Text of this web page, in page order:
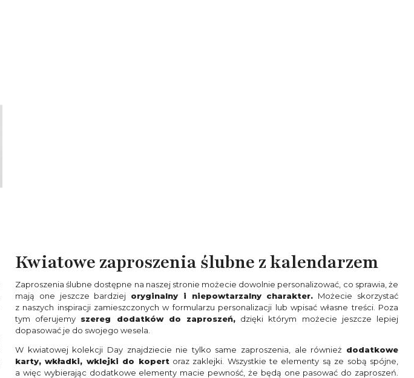
Kwiatowe zaproszenia ślubne z kalendarzem
Zaproszenia ślubne dostępne na naszej stronie możecie dowolnie personalizować, co sprawia, że
mają one jeszcze bardziej oryginalny i niepowtarzalny charakter. Możecie skorzystać
z naszych inspiracji zamieszczonych w formularzu personalizacji lub wpisać własne treści. Poza
tym oferujemy szereg dodatków do zaproszeń, dzięki którym możecie jeszcze lepiej
dopasować je do swojego wesela.
W kwiatowej kolekcji Day znajdziecie nie tylko same zaproszenia, ale również dodatkowe
karty, wkładki, wklejki do kopertoraz zaklejki. Wszystkie te elementy są ze sobą spójne,
a więc wybierając dodatkowe elementy macie pewność, że będą one pasować do zaproszeń.